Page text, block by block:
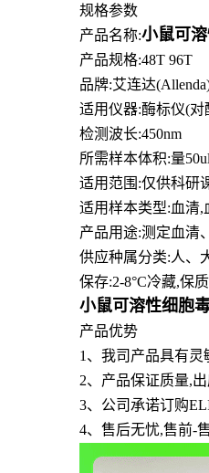
规格参数
产品名称:小鼠可
产品规格:48T 96T
品牌:艾连达
适用仪器:酶标仪(
检测波长:450nm
所需样本体积:量50ul
适用范围:仅供科研
适用样本类型:血清,
产品用途:测定血清
供应种属分类:人、
保存:2-8°C冷藏,保质
小鼠可溶性细胞
产品优势
1 、 我司产品具有灵
2、产品保证质量,
3、公司承诺订购
4、售后无忧,售前-